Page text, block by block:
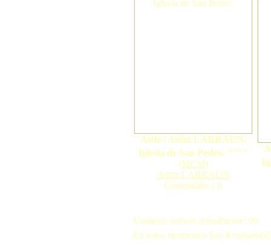
Astiz / Astitz LARRAUN.
Iglesia de San Pedro. nuevo
(MCM)
Astitz LARRAUN
Comentarios: 0
Usuarios activos actualmente: 99
En estos momentos hay 0